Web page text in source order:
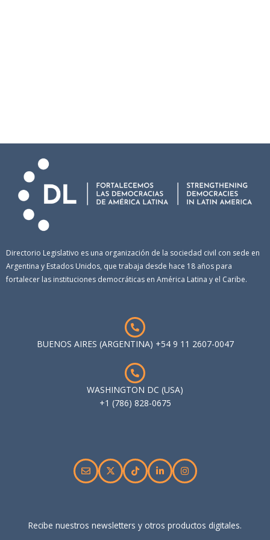
Directorio Legislativo es una organización de la sociedad civil con sede en
Argentina y Estados Unidos, que trabaja desde hace 18 años para
fortalecer las instituciones democráticas en América Latina y el Caribe.
BUENOS AIRES (ARGENTINA) +54 9 11 2607-0047
WASHINGTON DC (USA)
+1 (786) 828-0675
Recibe nuestros newsletters y otros productos digitales.